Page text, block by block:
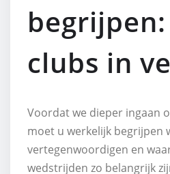
clubs in
Voordat we dieper ingaan
moet u werkelijk begrijpen
vertegenwoordigen en
wedstrijden zo belangrijk